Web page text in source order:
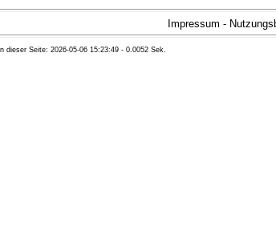
fehlerfreie Bereitstellung der Website zu
Ihrer Daten?
Auskunft �ber Herkunft, Empf�nger und Zweck
Impressum -
dieser Seite: 2026-05-06 15:23:49 - 0.0052 Sek.